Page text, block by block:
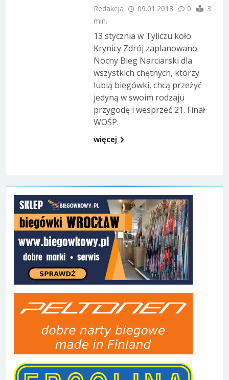
Redakcja 09.01.2013 0
3
min.
13 stycznia w Tyliczu koło
Krynicy Zdrój zaplanowano
Nocny Bieg Narciarski dla
wszystkich chętnych, którzy
lubią biegówki, chcą przeżyć
jedyną w swoim rodzaju
przygodę i wesprzeć 21. Finał
WOŚP.
więcej